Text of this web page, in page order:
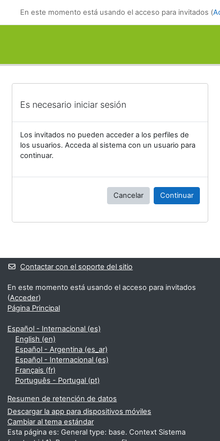
En este momento está usando el acceso para invitados (
Es necesario iniciar sesión
Los invitados no pueden acceder a los perfiles de
los usuarios. Acceda al sistema con un usuario para
continuar.
Cancelar Continuar
Bloques suplementarios
Contactar con el soporte del sitio
En este momento está usando el acceso para invitados
(Acceder)
Página Principal
Español - Internacional ‎(es)‎
English ‎(en)‎
Español - Argentina ‎(es_ar)‎
Español - Internacional ‎(es)‎
Français ‎(fr)‎
Português - Portugal ‎(pt)‎
Resumen de retención de datos
Descargar la app para dispositivos móviles
Cambiar al tema estándar
Esta página es: General type: base. Context Sistema